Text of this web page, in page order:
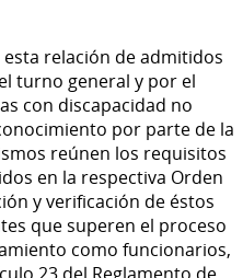
relación de admitidos
turno general y por el
con discapacidad no
por parte de la
reúnen los requisitos
en la respectiva Orden
y verificación de éstos
que superen el proceso
como funcionarios,